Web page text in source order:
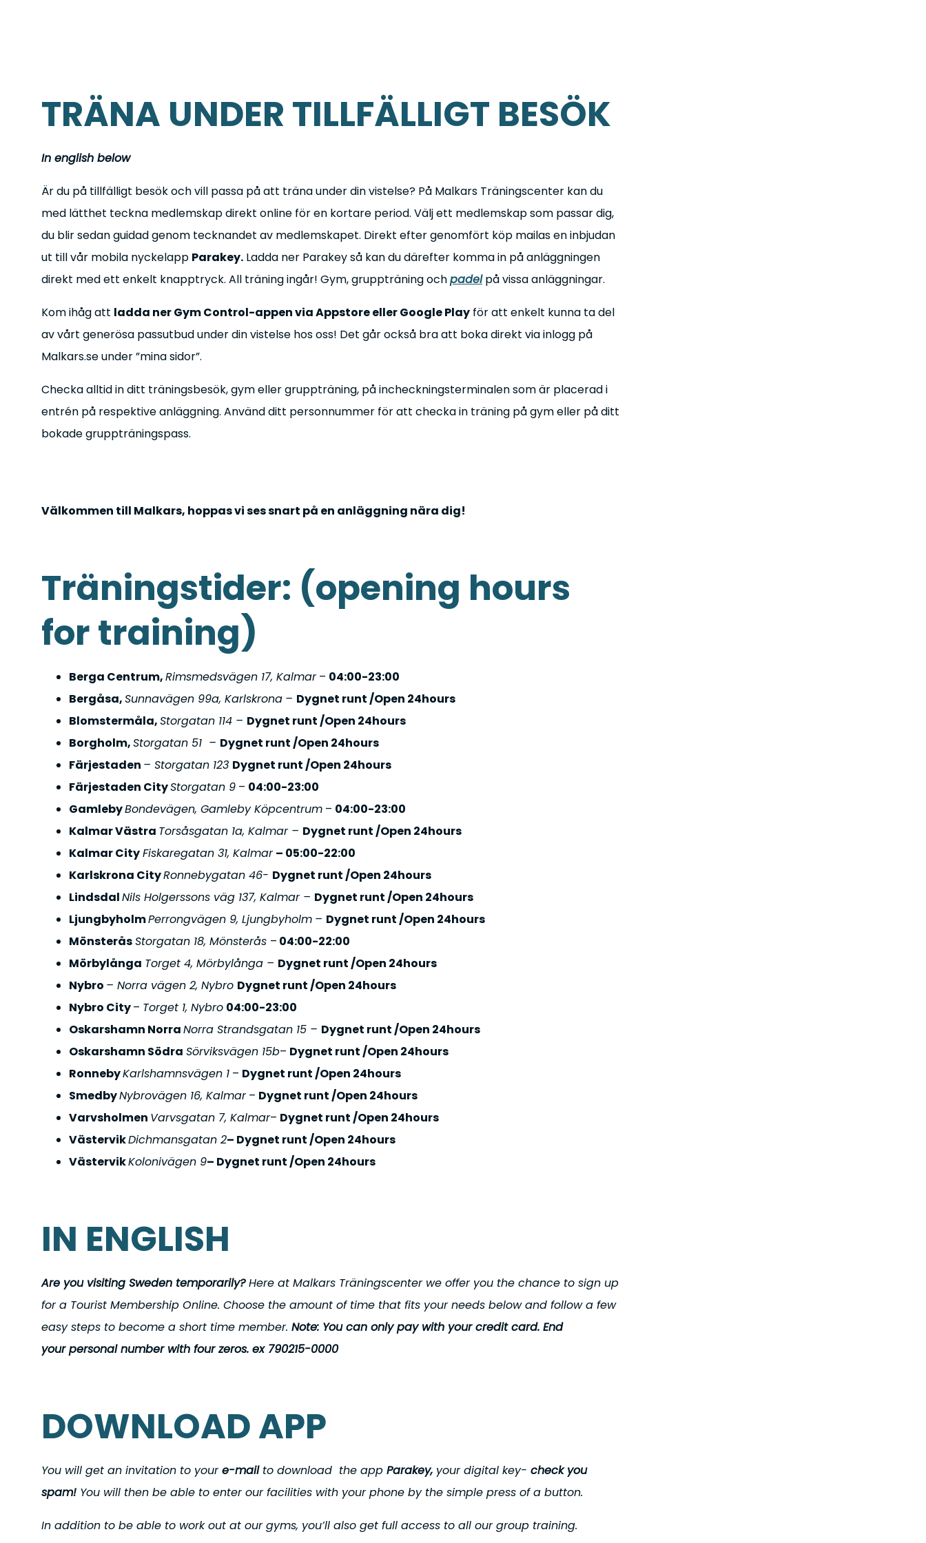
TRÄNA UNDER TILLFÄLLIGT BESÖK
In english below
Är du på tillfälligt besök och vill passa på att träna under din vistelse? På Malkars Träningscenter kan du
med lätthet teckna medlemskap direkt online för en kortare period. Välj ett medlemskap som passar dig,
du blir sedan guidad genom tecknandet av medlemskapet. Direkt efter genomfört köp mailas en inbjudan
ut till vår mobila nyckelapp Parakey. Ladda ner Parakey så kan du därefter komma in på anläggningen
direkt med ett enkelt knapptryck. All träning ingår! Gym, gruppträning ochpadelpå vissa anläggningar.
Kom ihåg att ladda ner Gym Control-appen via Appstore eller Google Play för att enkelt kunna ta del
av vårt generösa passutbud under din vistelse hos oss! Det går också bra att boka direkt via inlogg på
Malkars.se under ”mina sidor”.
Checka alltid in ditt träningsbesök, gym eller gruppträning, på incheckningsterminalen som är placerad i
entrén på respektive anläggning. Använd ditt personnummer för att checka in träning på gym eller på ditt
bokade gruppträningspass.
Välkommen till Malkars, hoppas vi ses snart på en anläggning nära dig!
Träningstider: (opening hours
for training)
Berga Centrum,Rimsmedsvägen 17, Kalmar– 04:00-23:00
Bergåsa,Sunnavägen 99a, Karlskrona – Dygnet runt /Open 24hours
Blomstermåla,Storgatan 114 – Dygnet runt /Open 24hours
Borgholm,Storgatan 51 – Dygnet runt /Open 24hours
Färjestaden – Storgatan 123 Dygnet runt /Open 24hours
Färjestaden CityStorgatan 9 – 04:00-23:00
GamlebyBondevägen, Gamleby Köpcentrum – 04:00-23:00
Kalmar Västra Torsåsgatan 1a, Kalmar – Dygnet runt /Open 24hours
Kalmar CityFiskaregatan 31, Kalmar – 05:00-22:00
Karlskrona CityRonnebygatan 46- Dygnet runt /Open 24hours
LindsdalNils Holgerssons väg 137, Kalmar – Dygnet runt /Open 24hours
LjungbyholmPerrongvägen 9, Ljungbyholm – Dygnet runt /Open 24hours
MönsteråsStorgatan 18, Mönsterås – 04:00-22:00
Mörbylånga Torget 4, Mörbylånga – Dygnet runt /Open 24hours
Nybro – Norra vägen 2, Nybro Dygnet runt /Open 24hours
Nybro City– Torget 1, Nybro 04:00-23:00
Oskarshamn NorraNorra Strandsgatan 15 – Dygnet runt /Open 24hours
Oskarshamn Södra Sörviksvägen 15b– Dygnet runt /Open 24hours
RonnebyKarlshamnsvägen 1 – Dygnet runt /Open 24hours
SmedbyNybrovägen 16, Kalmar– Dygnet runt /Open 24hours
Varvsholmen Varvsgatan 7, Kalmar– Dygnet runt /Open 24hours
VästervikDichmansgatan 2– Dygnet runt /Open 24hours
VästervikKolonivägen 9– Dygnet runt /Open 24hours
IN ENGLISH
Are you visiting Sweden temporarily?Here at Malkars Träningscenter we offer you the chance to sign up
for a Tourist Membership Online. Choose the amount of time that fits your needs below and follow a few
easy steps to become a short time member. Note: You can only pay with yourcredit card. End
your personal number with four zeros. ex 790215-0000
DOWNLOAD APP
You will get an invitation to youre-mailto download the app Parakey, your digital key- check you
spam! You will then be able to enter our facilities with your phone by the simple press of a button.
In addition to be able to work out at our gyms, you’ll also get full access to all our group training.